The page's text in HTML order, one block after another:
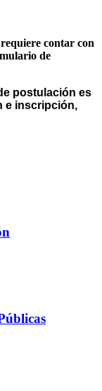
contar con
de
postulación es
e inscripción,